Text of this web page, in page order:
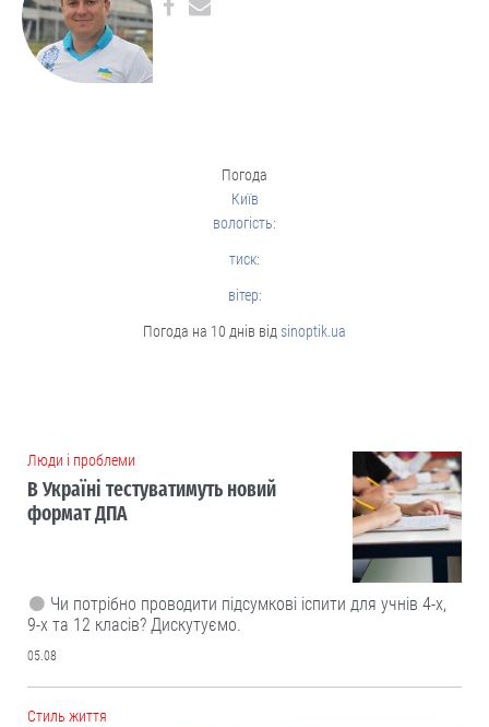
Погода
Київ
вологість:
тиск:
вітер:
Погода на 10 днів відsinoptik.ua
Люди і проблеми
В Україні тестуватимуть новий
формат ДПА
Чи потрібно проводити підсумкові іспити для учнів 4-х,
9-х та 12 класів? Дискутуємо.
05.08
Cтиль життя